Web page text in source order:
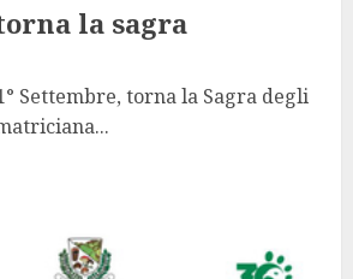
la sagra
Settembre, torna la Sagra degli